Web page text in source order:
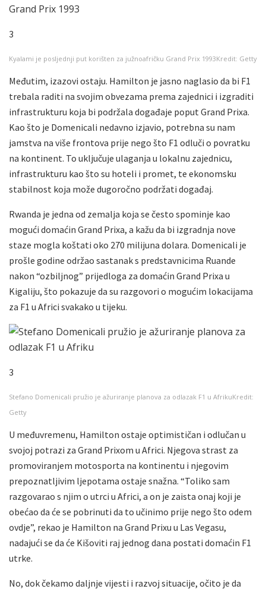
3
Kyalami je posljednji put korišten za južnoafričku Grand Prix 1993Kredit: Getty
Međutim, izazovi ostaju. Hamilton je jasno naglasio da bi F1
trebala raditi na svojim obvezama prema zajednici i izgraditi
infrastrukturu koja bi podržala događaje poput Grand Prixa.
Kao što je Domenicali nedavno izjavio, potrebna su nam
jamstva na više frontova prije nego što F1 odluči o povratku
na kontinent. To uključuje ulaganja u lokalnu zajednicu,
infrastrukturu kao što su hoteli i promet, te ekonomsku
stabilnost koja može dugoročno podržati događaj.
Rwanda je jedna od zemalja koja se često spominje kao
mogući domaćin Grand Prixa, a kažu da bi izgradnja nove
staze mogla koštati oko 270 milijuna dolara. Domenicali je
prošle godine održao sastanak s predstavnicima Ruande
nakon “ozbiljnog” prijedloga za domaćin Grand Prixa u
Kigaliju, što pokazuje da su razgovori o mogućim lokacijama
za F1 u Africi svakako u tijeku.
3
Stefano Domenicali pružio je ažuriranje planova za odlazak F1 u AfrikuKredit:
Getty
U međuvremenu, Hamilton ostaje optimističan i odlučan u
svojoj potrazi za Grand Prixom u Africi. Njegova strast za
promoviranjem motosporta na kontinentu i njegovim
prepoznatljivim ljepotama ostaje snažna. “Toliko sam
razgovarao s njim o utrci u Africi, a on je zaista onaj koji je
obećao da će se pobrinuti da to učinimo prije nego što odem
ovdje”, rekao je Hamilton na Grand Prixu u Las Vegasu,
nadajući se da će Kišoviti raj jednog dana postati domaćin F1
utrke.
No, dok čekamo daljnje vijesti i razvoj situacije, očito je da